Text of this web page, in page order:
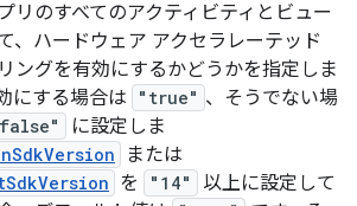
リのすべてのアクティビティとビュー
、ハードウェア アクセラレーテッド
ングを有効にするかどうかを指定しま
にする場合は
"true" 、そうでない場
に設定しま
または
を "14"
以上に設定して